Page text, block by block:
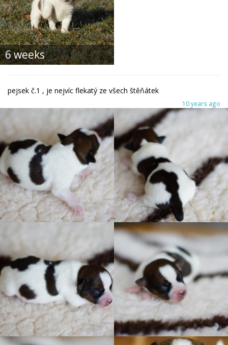
6 weeks
10 years ago
pejsek č.1 , je nejvíc flekatý ze všech štěňátek